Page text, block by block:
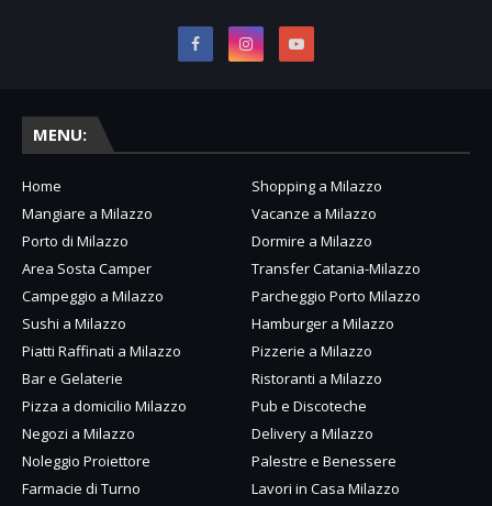
MENU:
Home
Shopping a Milazzo
Mangiare a Milazzo
Vacanze a Milazzo
Porto di Milazzo
Dormire a Milazzo
Area Sosta Camper
Transfer Catania-Milazzo
Campeggio a Milazzo
Parcheggio Porto Milazzo
Sushi a Milazzo
Hamburger a Milazzo
Piatti Raffinati a Milazzo
Pizzerie a Milazzo
Bar e Gelaterie
Ristoranti a Milazzo
Pizza a domicilio Milazzo
Pub e Discoteche
Negozi a Milazzo
Delivery a Milazzo
Noleggio Proiettore
Palestre e Benessere
Farmacie di Turno
Lavori in Casa Milazzo